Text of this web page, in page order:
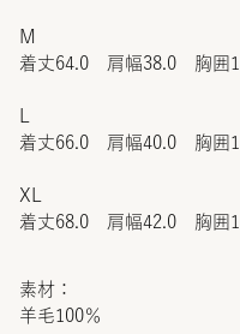
M
着丈64.0 肩幅38.0 胸囲
着丈66.0 肩幅40.0 胸囲
XL
着丈68.0 肩幅42.0 胸囲
素材：
羊毛100％